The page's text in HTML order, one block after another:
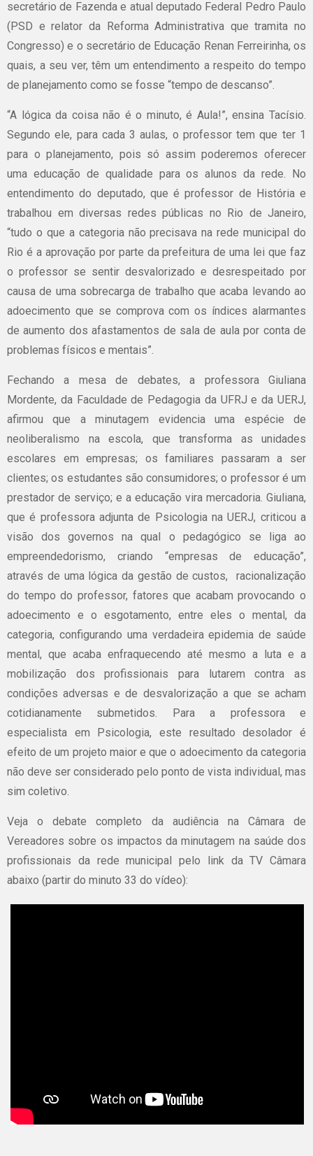
secretário de Fazenda e atual deputado Federal Pedro Paulo
(PSD e relator da Reforma Administrativa que tramita no
Congresso) e o secretário de Educação Renan Ferreirinha, os
quais, a seu ver, têm um entendimento a respeito do tempo
de planejamento como se fosse “tempo de descanso”.
“A lógica da coisa não é o minuto, é Aula!”, ensina Tacísio.
Segundo ele, para cada 3 aulas, o professor tem que ter 1
para o planejamento, pois só assim poderemos oferecer
uma educação de qualidade para os alunos da rede. No
entendimento do deputado, que é professor de História e
trabalhou em diversas redes públicas no Rio de Janeiro,
“tudo o que a categoria não precisava na rede municipal do
Rio é a aprovação por parte da prefeitura de uma lei que faz
o professor se sentir desvalorizado e desrespeitado por
causa de uma sobrecarga de trabalho que acaba levando ao
adoecimento que se comprova com os índices alarmantes
de aumento dos afastamentos de sala de aula por conta de
problemas físicos e mentais”.
Fechando a mesa de debates, a professora Giuliana
Mordente, da Faculdade de Pedagogia da UFRJ e da UERJ,
afirmou que a minutagem evidencia uma espécie de
neoliberalismo na escola, que transforma as unidades
escolares em empresas; os familiares passaram a ser
clientes; os estudantes são consumidores; o professor é um
prestador de serviço; e a educação vira mercadoria. Giuliana,
que é professora adjunta de Psicologia na UERJ, criticou a
visão dos governos na qual o pedagógico se liga ao
empreendedorismo, criando “empresas de educação”,
através de uma lógica da gestão de custos, racionalização
do tempo do professor, fatores que acabam provocando o
adoecimento e o esgotamento, entre eles o mental, da
categoria, configurando uma verdadeira epidemia de saúde
mental, que acaba enfraquecendo até mesmo a luta e a
mobilização dos profissionais para lutarem contra as
condições adversas e de desvalorização a que se acham
cotidianamente submetidos. Para a professora e
especialista em Psicologia, este resultado desolador é
efeito de um projeto maior e que o adoecimento da categoria
não deve ser considerado pelo ponto de vista individual, mas
sim coletivo.
Veja o debate completo da audiência na Câmara de
Vereadores sobre os impactos da minutagem na saúde dos
profissionais da rede municipal pelo link da TV Câmara
abaixo (partir do minuto 33 do vídeo):